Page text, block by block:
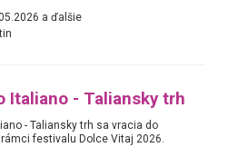
a ďalšie
Italiano - Taliansky trh
- Taliansky trh sa vracia do
festivalu Dolce Vitaj 2026.